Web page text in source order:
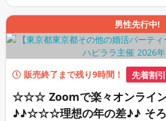
男性先行中!
販売終了まで残り9時間！ 先着割引
☆☆☆ Zoomで楽々オンライ
♪♪☆☆☆理想の年の差♪♪ そろ